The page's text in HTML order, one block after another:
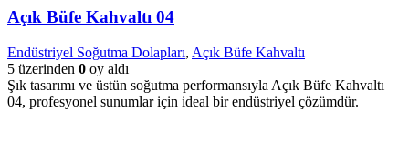
Açık Büfe Kahvaltı 04
Endüstriyel Soğutma Dolapları, Açık Büfe Kahvaltı
5 üzerinden 0 oy aldı
Şık tasarımı ve üstün soğutma performansıyla Açık Büfe Kahvaltı
04, profesyonel sunumlar için ideal bir endüstriyel çözümdür.